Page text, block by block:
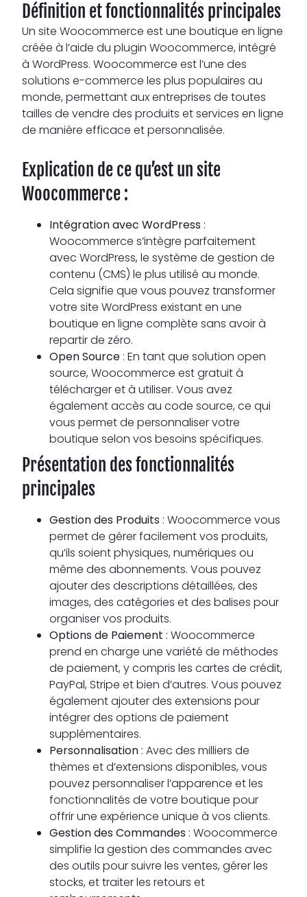
Définition et fonctionnalités principales
Un site Woocommerce est une boutique en ligne
créée à l’aide du plugin Woocommerce, intégré
à WordPress. Woocommerce est l’une des
solutions e-commerce les plus populaires au
monde, permettant aux entreprises de toutes
tailles de vendre des produits et services en ligne
de manière efficace et personnalisée.
Explication de ce qu’est un site
Woocommerce :
Intégration avec WordPress :
Woocommerce s’intègre parfaitement
avec WordPress, le système de gestion de
contenu (CMS) le plus utilisé au monde.
Cela signifie que vous pouvez transformer
votre site WordPress existant en une
boutique en ligne complète sans avoir à
repartir de zéro.
Open Source : En tant que solution open
source, Woocommerce est gratuit à
télécharger et à utiliser. Vous avez
également accès au code source, ce qui
vous permet de personnaliser votre
boutique selon vos besoins spécifiques.
Présentation des fonctionnalités
principales
Gestion des Produits : Woocommerce vous
permet de gérer facilement vos produits,
qu’ils soient physiques, numériques ou
même des abonnements. Vous pouvez
ajouter des descriptions détaillées, des
images, des catégories et des balises pour
organiser vos produits.
Options de Paiement : Woocommerce
prend en charge une variété de méthodes
de paiement, y compris les cartes de crédit,
PayPal, Stripe et bien d’autres. Vous pouvez
également ajouter des extensions pour
intégrer des options de paiement
supplémentaires.
Personnalisation : Avec des milliers de
thèmes et d’extensions disponibles, vous
pouvez personnaliser l’apparence et les
fonctionnalités de votre boutique pour
offrir une expérience unique à vos clients.
Gestion des Commandes : Woocommerce
simplifie la gestion des commandes avec
des outils pour suivre les ventes, gérer les
stocks, et traiter les retours et